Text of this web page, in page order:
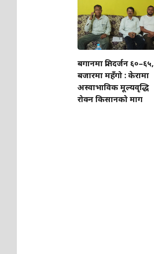
बगानमा प्रतिदर्जन ६०–६५,
बजारमा महँगो : केरामा
अस्वाभाविक मूल्यवृद्धि
रोक्न किसानको माग